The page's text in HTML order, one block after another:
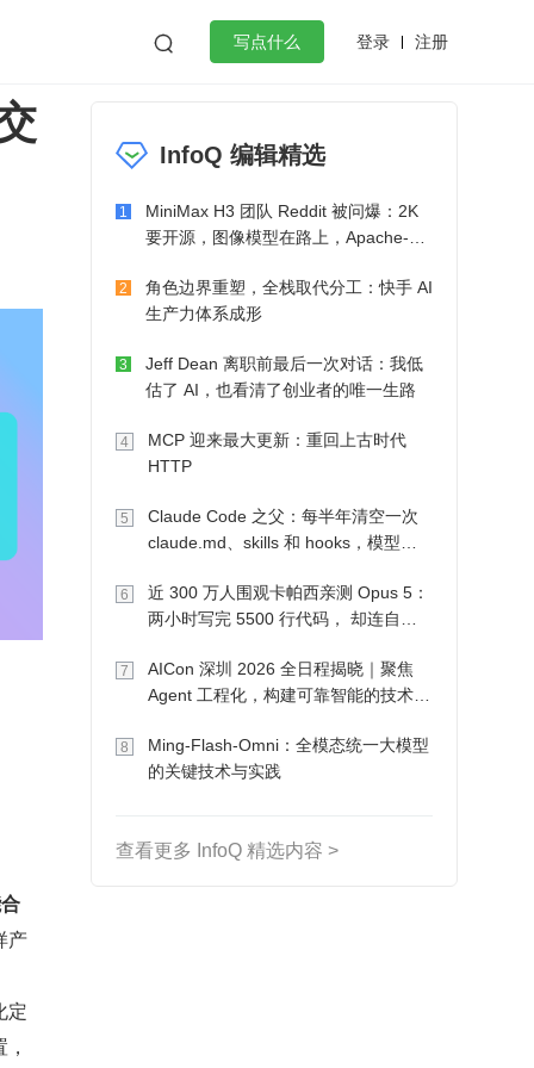
 写点什么 登录 注册
作
微服务架构 flutter
产
定
InfoQ 编辑精选
1
MiniMax H3 团队 Reddit 被问爆：2K
要开源，图像模型在路上，Apache-2.0
2
角色边界重塑，全栈取代分工：快手 AI
生产力体系成形
3
Jeff Dean 离职前最后一次对话：我低
估了 AI，也看清了创业者的唯一生路
4
MCP 迎来最大更新：重回上古时代
HTTP
5
Claude Code 之父：每半年清空一次
claude.md、skills 和 hooks，模型自
6
近 300 万人围观卡帕西亲测 Opus 5：
两小时写完 5500 行代码， 却连自己
7
AICon 深圳 2026 全日程揭晓｜聚焦
Agent 工程化，构建可靠智能的技术路
8
Ming-Flash-Omni：全模态统一大模型
的关键技术与实践
查看更多 InfoQ 精选内容 >